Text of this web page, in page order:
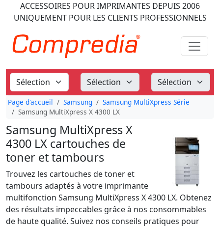
ACCESSOIRES POUR IMPRIMANTES DEPUIS 2006
UNIQUEMENT POUR LES CLIENTS PROFESSIONNELS
Page d'accueil Samsung
Samsung MultiXpress Série
Samsung MultiXpress X 4300 LX
Samsung MultiXpress X
4300 LX cartouches de
toner et tambours
Trouvez les cartouches de toner et
tambours adaptés à votre imprimante
multifonction Samsung MultiXpress X 4300 LX. Obtenez
des résultats impeccables grâce à nos consommables
de haute qualité. Suivez nos conseils pratiques pour